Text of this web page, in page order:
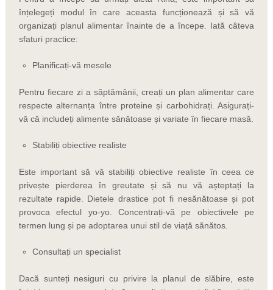
înțelegeți modul în care aceasta funcționează și să vă
organizați planul alimentar înainte de a începe. Iată câteva
sfaturi practice:
Planificați-vă mesele
Pentru fiecare zi a săptămânii, creați un plan alimentar care
respecte alternanța între proteine ​​și carbohidrați. Asigurați-
vă că includeți alimente sănătoase și variate în fiecare masă.
Stabiliți obiective realiste
Este important să vă stabiliți obiective realiste în ceea ce
privește pierderea în greutate și să nu vă așteptați la
rezultate rapide. Dietele drastice pot fi nesănătoase și pot
provoca efectul yo-yo. Concentrați-vă pe obiectivele pe
termen lung și pe adoptarea unui stil de viață sănătos.
Consultați un specialist
Dacă sunteți nesiguri cu privire la planul de slăbire, este